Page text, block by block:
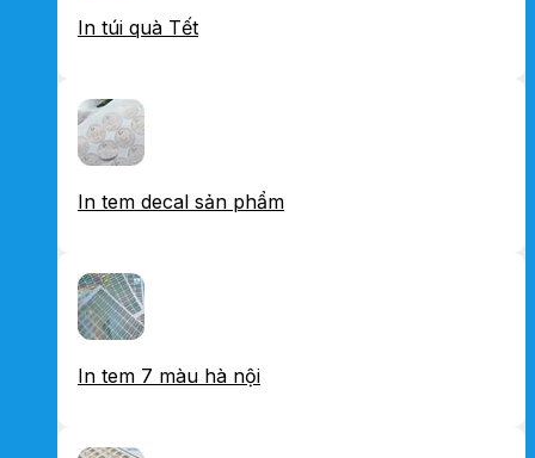
In túi quà Tết
In tem decal sản phẩm
In tem 7 màu hà nội